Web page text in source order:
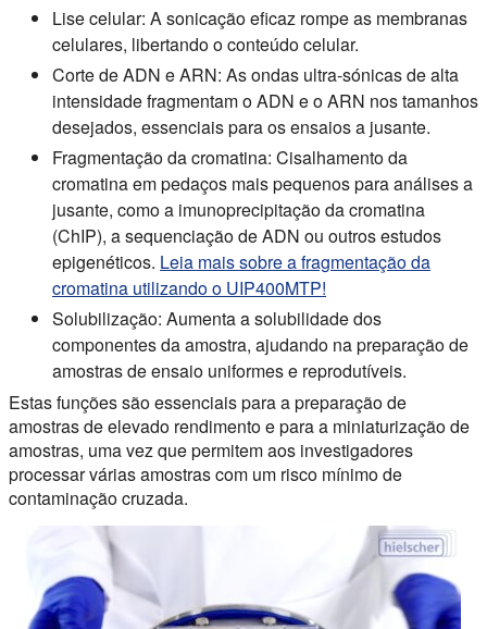
Lise celular: A sonicação eficaz rompe as membranas
celulares, libertando o conteúdo celular.
Corte de ADN e ARN: As ondas ultra-sónicas de alta
intensidade fragmentam o ADN e o ARN nos tamanhos
desejados, essenciais para os ensaios a jusante.
Fragmentação da cromatina: Cisalhamento da
cromatina em pedaços mais pequenos para análises a
jusante, como a imunoprecipitação da cromatina
(ChIP), a sequenciação de ADN ou outros estudos
epigenéticos. Leia mais sobre a fragmentação da
cromatina utilizando o UIP400MTP!
Solubilização: Aumenta a solubilidade dos
componentes da amostra, ajudando na preparação de
amostras de ensaio uniformes e reprodutíveis.
Estas funções são essenciais para a preparação de
amostras de elevado rendimento e para a miniaturização de
amostras, uma vez que permitem aos investigadores
processar várias amostras com um risco mínimo de
contaminação cruzada.